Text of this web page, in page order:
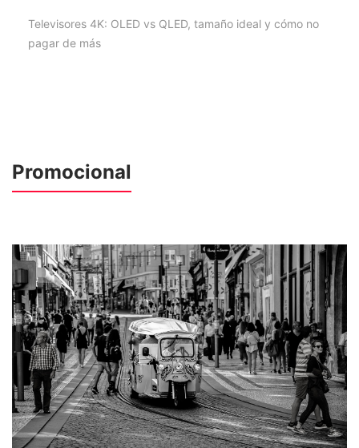
Televisores 4K: OLED vs QLED, tamaño ideal y cómo no
pagar de más
Promocional